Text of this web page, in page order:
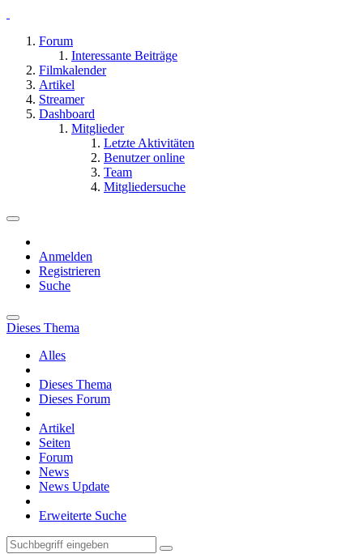
Forum
Interessante Beiträge
Filmkalender
Artikel
Streamer
Dashboard
Mitglieder
Letzte Aktivitäten
Benutzer online
Team
Mitgliedersuche
Anmelden
Registrieren
Suche
Dieses Thema
Alles
Dieses Thema
Dieses Forum
Artikel
Seiten
Forum
News
News Update
Erweiterte Suche